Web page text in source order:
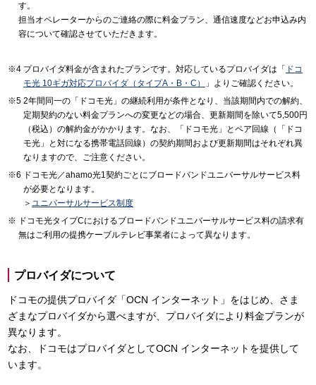
す。
担当オペレーターからのご連絡の際に料金プラン、通信速度などお申込み内
容について確認させていただきます。
プロバイダ料金が含まれたプランです。対応しているプロバイダは「 ドコ
モ光 10ギガ対応プロバイダ（タイプA・B・C）
」よりご確認ください。
2年間同一の「ドコモ光」の継続利用が条件となり、当該期間内での解約、
定期契約のない料金プランへの変更などの場合、更新期間を除いて5,500円
（税込）の解約金がかかります。なお、「ドコモ光」とペア回線（「ドコ
モ光」と対になる携帯電話回線）の契約期間および更新期間はそれぞれ異
なりますので、ご注意ください。
ドコモ光／ahamo光1契約ごとにブロードバンドユニバーサルサービス料
が必要となります。
＞ ユニバーサルサービス制度
ドコモ光タイプCにおけるブロードバンドユニバーサルサービス料の請求有
無はご利用の提携ケーブルテレビ事業者によって異なります。
プロバイダについて
ドコモの提供プロバイダ「OCN インターネット」をはじめ、さま
ざまなプロバイダから選べますが、プロバイダにより料金プランが
異なります。
なお、ドコモはプロバイダとしてOCN インターネットを提供して
います。